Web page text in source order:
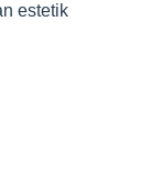
estetik